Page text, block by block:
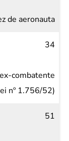
de aeronauta
34
combatente
nº 1.756/52)
51